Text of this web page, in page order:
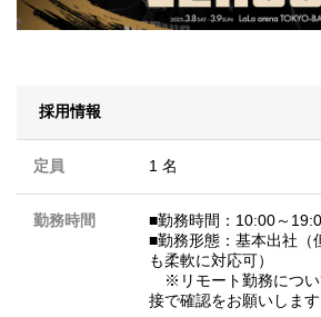
採用情報
定員 1 名
勤務時間
■勤務時間：10:00～
■勤務形態：基本出社（
も柔軟に対応可）
※リモート勤務につい
接で確認をお願いします